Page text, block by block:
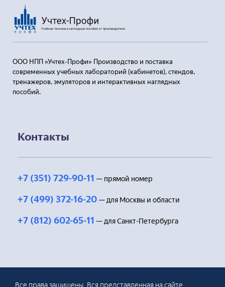
ООО НПП »Учтех-Профи» Производство и поставка
современных учебных лабораторий (кабинетов), стендов,
тренажеров, эмуляторов и интерактивных наглядных
пособий.
Контакты
+7 (351) 729-90-11 — прямой номер
+7 (499) 372-16-20 — для Москвы и области
+7 (812) 602-65-11 — для Санкт-Петербурга